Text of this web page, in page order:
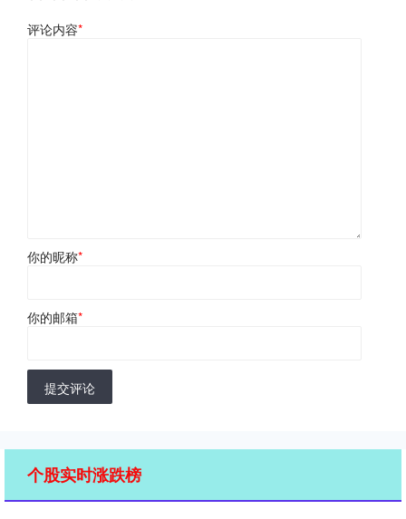
评论内容*
你的昵称*
你的邮箱*
提交评论
个股实时涨跌榜